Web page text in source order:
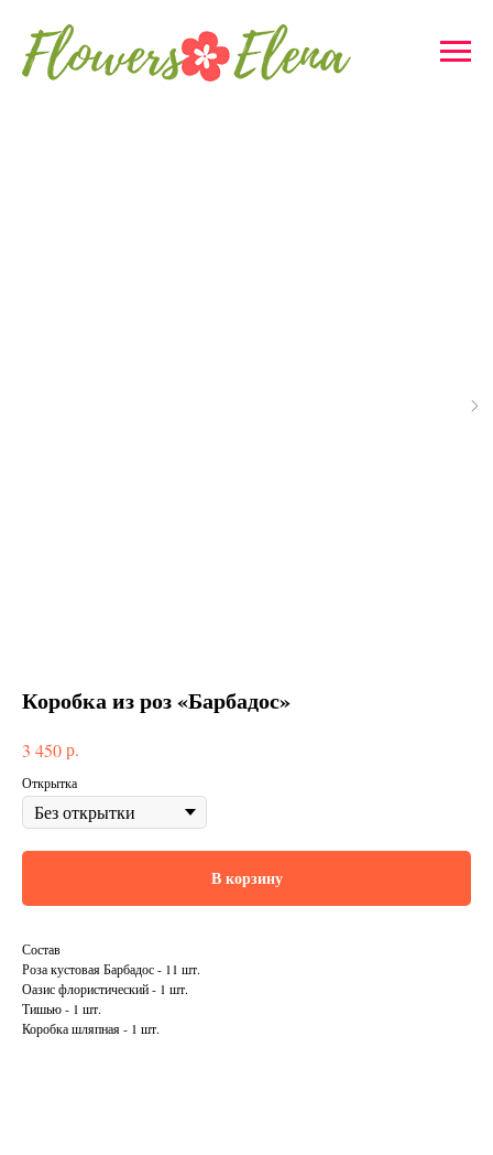
Коробка из роз «Барбадос»
3 450р.
Открытка
В корзину
Состав
Роза кустовая Барбадос - 11 шт.
Оазис флористический - 1 шт.
Тишью - 1 шт.
Коробка шляпная - 1 шт.